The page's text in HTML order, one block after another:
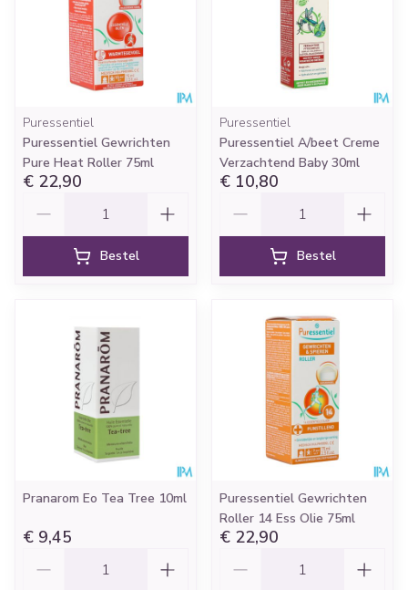
Puressentiel
Puressentiel Gewrichten
Pure Heat Roller 75ml
€ 22,90
Bestel
Puressentiel
Puressentiel A/beet Creme
Verzachtend Baby 30ml
€ 10,80
Bestel
Pranarom Eo Tea Tree 10ml
€ 9,45
Puressentiel Gewrichten
Roller 14 Ess Olie 75ml
€ 22,90